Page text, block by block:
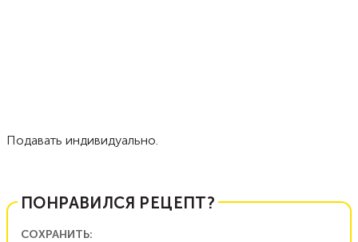
Подавать индивидуально.
ПОНРАВИЛСЯ РЕЦЕПТ?
СОХРАНИТЬ: